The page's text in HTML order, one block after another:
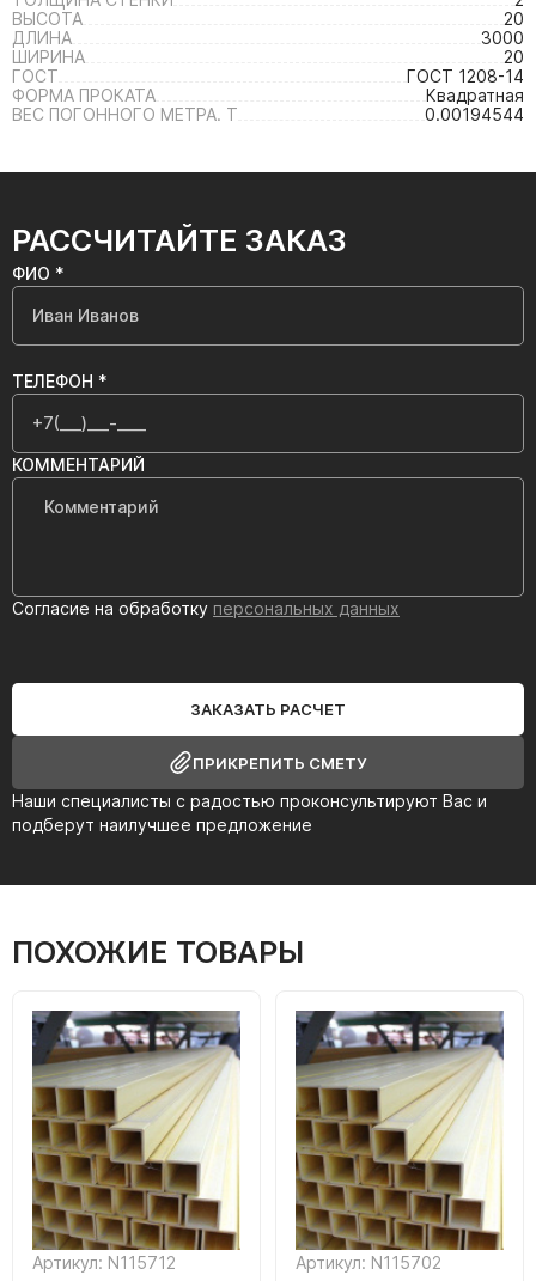
ВЫСОТА
20
ДЛИНА
3000
ШИРИНА
20
ГОСТ
ГОСТ 1208-14
ФОРМА ПРОКАТА
Квадратная
ВЕС ПОГОННОГО МЕТРА. Т
0.00194544
РАССЧИТАЙТЕ ЗАКАЗ
Наши специалисты с радостью проконсультируют Вас и
подберут наилучшее предложение
ФИО *
ТЕЛЕФОН *
КОММЕНТАРИЙ
Согласие на обработку персональных данных
ЗАКАЗАТЬ РАСЧЕТ
ПРИКРЕПИТЬ СМЕТУ
ПОХОЖИЕ ТОВАРЫ
Артикул: N115712 Артикул: N115702